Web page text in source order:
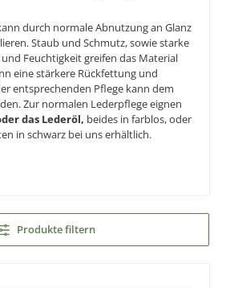
durch normale Abnutzung an Glanz
Staub und Schmutz, sowie starke
Feuchtigkeit greifen das Material
eine stärkere Rückfettung und
entsprechenden Pflege kann dem
Zur normalen Lederpflege eignen
das Lederöl, beides in farblos, oder
in schwarz bei uns erhältlich.
Produkte filtern